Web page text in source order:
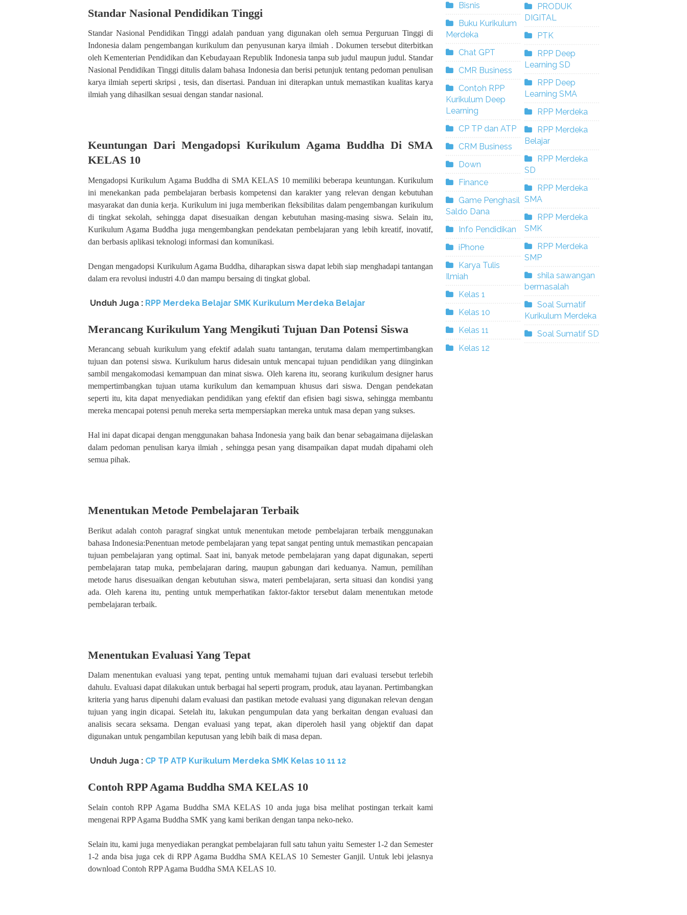
Standar Nasional Pendidikan Tinggi
Standar Nasional Pendidikan Tinggi adalah panduan yang digunakan oleh semua Perguruan Tinggi di
Indonesia dalam pengembangan kurikulum dan penyusunan karya ilmiah . Dokumen tersebut diterbitkan
oleh Kementerian Pendidikan dan Kebudayaan Republik Indonesia tanpa sub judul maupun judul. Standar
Nasional Pendidikan Tinggi ditulis dalam bahasa Indonesia dan berisi petunjuk tentang pedoman penulisan
karya ilmiah seperti skripsi , tesis, dan disertasi. Panduan ini diterapkan untuk memastikan kualitas karya
ilmiah yang dihasilkan sesuai dengan standar nasional.
Keuntungan Dari Mengadopsi Kurikulum Agama Buddha Di SMA
KELAS 10
Mengadopsi Kurikulum Agama Buddha di SMA KELAS 10 memiliki beberapa keuntungan. Kurikulum
ini menekankan pada pembelajaran berbasis kompetensi dan karakter yang relevan dengan kebutuhan
masyarakat dan dunia kerja. Kurikulum ini juga memberikan fleksibilitas dalam pengembangan kurikulum
di tingkat sekolah, sehingga dapat disesuaikan dengan kebutuhan masing-masing siswa. Selain itu,
Kurikulum Agama Buddha juga mengembangkan pendekatan pembelajaran yang lebih kreatif, inovatif,
dan berbasis aplikasi teknologi informasi dan komunikasi.
Dengan mengadopsi Kurikulum Agama Buddha, diharapkan siswa dapat lebih siap menghadapi tantangan
dalam era revolusi industri 4.0 dan mampu bersaing di tingkat global.
Unduh Juga : RPP Merdeka Belajar SMK Kurikulum Merdeka Belajar
Merancang Kurikulum Yang Mengikuti Tujuan Dan Potensi Siswa
Merancang sebuah kurikulum yang efektif adalah suatu tantangan, terutama dalam mempertimbangkan
tujuan dan potensi siswa. Kurikulum harus didesain untuk mencapai tujuan pendidikan yang diinginkan
sambil mengakomodasi kemampuan dan minat siswa. Oleh karena itu, seorang kurikulum designer harus
mempertimbangkan tujuan utama kurikulum dan kemampuan khusus dari siswa. Dengan pendekatan
seperti itu, kita dapat menyediakan pendidikan yang efektif dan efisien bagi siswa, sehingga membantu
mereka mencapai potensi penuh mereka serta mempersiapkan mereka untuk masa depan yang sukses.
Hal ini dapat dicapai dengan menggunakan bahasa Indonesia yang baik dan benar sebagaimana dijelaskan
dalam pedoman penulisan karya ilmiah , sehingga pesan yang disampaikan dapat mudah dipahami oleh
semua pihak.
Menentukan Metode Pembelajaran Terbaik
Berikut adalah contoh paragraf singkat untuk menentukan metode pembelajaran terbaik menggunakan
bahasa Indonesia:Penentuan metode pembelajaran yang tepat sangat penting untuk memastikan pencapaian
tujuan pembelajaran yang optimal. Saat ini, banyak metode pembelajaran yang dapat digunakan, seperti
pembelajaran tatap muka, pembelajaran daring, maupun gabungan dari keduanya. Namun, pemilihan
metode harus disesuaikan dengan kebutuhan siswa, materi pembelajaran, serta situasi dan kondisi yang
ada. Oleh karena itu, penting untuk memperhatikan faktor-faktor tersebut dalam menentukan metode
pembelajaran terbaik.
Menentukan Evaluasi Yang Tepat
Dalam menentukan evaluasi yang tepat, penting untuk memahami tujuan dari evaluasi tersebut terlebih
dahulu. Evaluasi dapat dilakukan untuk berbagai hal seperti program, produk, atau layanan. Pertimbangkan
kriteria yang harus dipenuhi dalam evaluasi dan pastikan metode evaluasi yang digunakan relevan dengan
tujuan yang ingin dicapai. Setelah itu, lakukan pengumpulan data yang berkaitan dengan evaluasi dan
analisis secara seksama. Dengan evaluasi yang tepat, akan diperoleh hasil yang objektif dan dapat
digunakan untuk pengambilan keputusan yang lebih baik di masa depan.
Unduh Juga : CP TP ATP Kurikulum Merdeka SMK Kelas 10 11 12
Contoh RPP Agama Buddha SMA KELAS 10
Selain contoh RPP Agama Buddha SMA KELAS 10 anda juga bisa melihat postingan terkait kami
mengenai RPP Agama Buddha SMK yang kami berikan dengan tanpa neko-neko.
Selain itu, kami juga menyediakan perangkat pembelajaran full satu tahun yaitu Semester 1-2 dan Semester
1-2 anda bisa juga cek di RPP Agama Buddha SMA KELAS 10 Semester Ganjil. Untuk lebi jelasnya
download Contoh RPP Agama Buddha SMA KELAS 10.
Bisnis
Buku Kurikulum
Merdeka
Chat GPT
CMR Business
Contoh RPP
Kurikulum Deep
Learning
CP TP dan ATP
CRM Business
Down
Finance
Game Penghasil
Saldo Dana
Info Pendidikan
iPhone
Karya Tulis
Ilmiah
Kelas 1
Kelas 10
Kelas 11
Kelas 12
PRODUK
DIGITAL
PTK
RPP Deep
Learning SD
RPP Deep
Learning SMA
RPP Merdeka
RPP Merdeka
Belajar
RPP Merdeka
SD
RPP Merdeka
SMA
RPP Merdeka
SMK
RPP Merdeka
SMP
shila sawangan
bermasalah
Soal Sumatif
Kurikulum Merdeka
Soal Sumatif SD